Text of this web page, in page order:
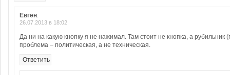
Евген:
26.07.2013 в 18:02
Да ни на какую кнопку я не нажимал. Там стоит не кнопка, а рубильник
проблема – политическая, а не техническая.
Ответить